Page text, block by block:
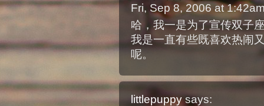
Fri, Sep 8, 2006 at
哈，我一是为了宣传双子
我是一直有些既喜欢热闹
呢。
littlepuppy says: